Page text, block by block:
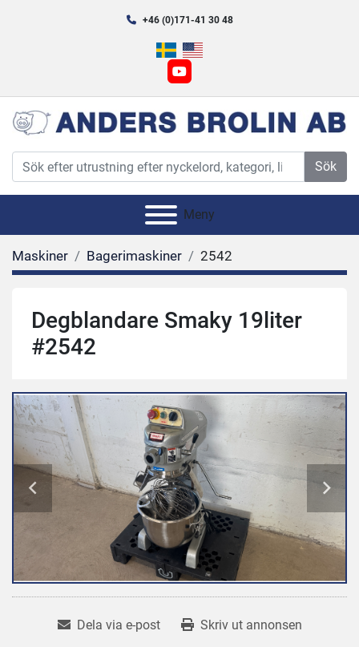
+46 (0)171-41 30 48
youtube
Sök
Meny
Maskiner Bagerimaskiner 2542
Degblandare Smaky 19liter
#2542
Dela via e-post
Skriv ut annonsen